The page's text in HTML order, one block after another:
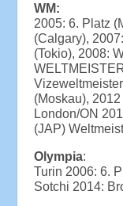
WM:
2005: 6. Platz
(Calgary),
(Tokio), 2008:
(Moskau),
London/ON
(JAP)
Olympia:
Turin 2006: 6.
Sotchi 2014: